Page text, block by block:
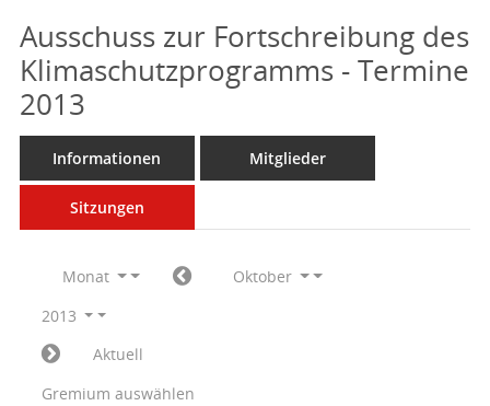
Ausschuss zur Fortschreibung des
Klimaschutzprogramms - Termine
2013
Informationen Mitglieder
Sitzungen
Monat
Oktober
2013
Aktuell
Gremium auswählen